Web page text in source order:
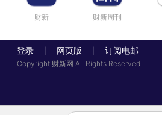
财新 财新周刊
登录 网页版 订阅电邮
Copyright 财新网 All Rights Reserved